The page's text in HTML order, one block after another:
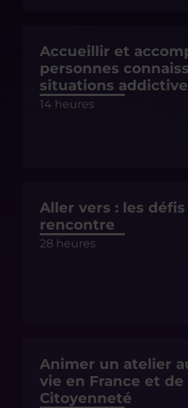
Accueillir et
personnes
situations
14 heures
Aller vers : les
rencontre
28 heures
Animer un atelier
vie en France et de
Citoyenneté